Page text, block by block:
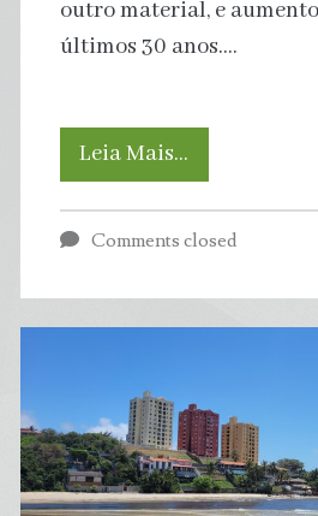
outro material, e
últimos 30 anos.…
Leia Mais…
2050,
plástico
que
Comments closed